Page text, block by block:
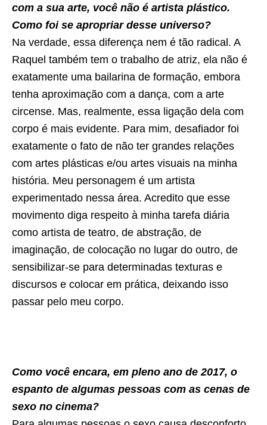
com a sua arte, você não é artista plástico.
Como foi se apropriar desse universo?
Na verdade, essa diferença nem é tão radical. A
Raquel também tem o trabalho de atriz, ela não é
exatamente uma bailarina de formação, embora
tenha aproximação com a dança, com a arte
circense. Mas, realmente, essa ligação dela com
corpo é mais evidente. Para mim, desafiador foi
exatamente o fato de não ter grandes relações
com artes plásticas e/ou artes visuais na minha
história. Meu personagem é um artista
experimentado nessa área. Acredito que esse
movimento diga respeito à minha tarefa diária
como artista de teatro, de abstração, de
imaginação, de colocação no lugar do outro, de
sensibilizar-se para determinadas texturas e
discursos e colocar em prática, deixando isso
passar pelo meu corpo.
Como você encara, em pleno ano de 2017, o
espanto de algumas pessoas com as cenas de
sexo no cinema?